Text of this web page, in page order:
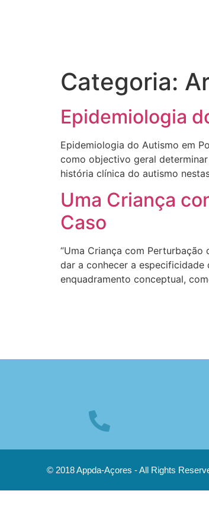
Categoria:
Epidemiologia
Epidemiologia do Autismo em
como objectivo geral
história clínica do autismo
Uma Criança
Caso
“Uma Criança com
dar a conhecer a
enquadramento conceptual,
© 2018 Appda-Açores - All Rights